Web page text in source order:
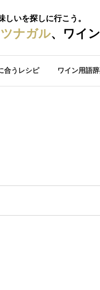
しいを探しに行こう。
ツナガル、ワイン
合うレシピ ワイン用語